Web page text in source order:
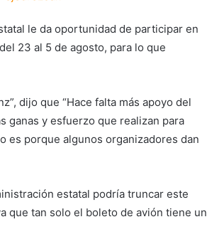
le da oportunidad de participar en
23 al 5 de agosto, para lo que
dijo que “Hace falta más apoyo del
ganas y esfuerzo que realizan para
es porque algunos organizadores dan
estatal podría truncar este
que tan solo el boleto de avión tiene un